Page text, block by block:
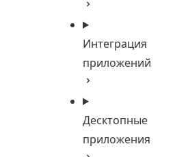
Интеграция
приложений
Десктопные
приложения